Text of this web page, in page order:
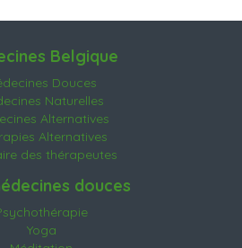
Belgique
Douces
Naturelles
Alternatives
Alternatives
des thérapeutes
douces
Yoga